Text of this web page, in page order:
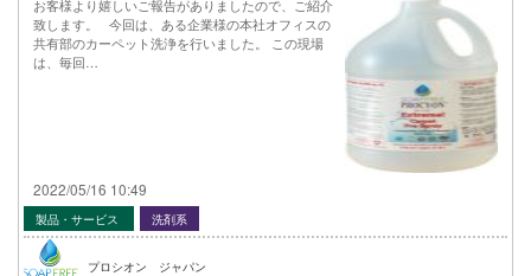
お客様より嬉しいご報告がありましたので、ご紹介
致します。 今回は、ある企業様の本社オフィスの
共有部のカーペット洗浄を行いました。 この現場
は、毎回…
2022/05/16 10:49
製品・サービス 洗剤系
プロシオン ジャパン